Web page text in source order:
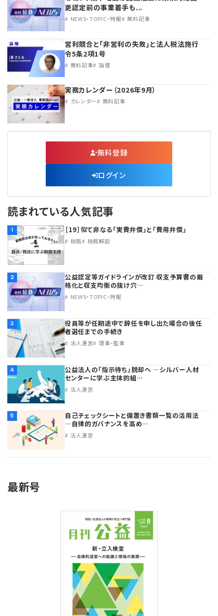
更認定前の事業着手も...
NEWS・TOPIC・特報 無料記事
営利競合と｢非営利の失敗｣と法人税法施行
令5条2項1号
無料記事 論壇
実務カレンダー（2026年9月）
カレンダー 無料記事
無料登録
ログイン
読まれている人気記事
1 ［19］似て非なる「実費弁償」と「費用弁償」
税務 税務解説
2
公益認定等ガイドラインが改訂 収支予算書の厳
格化と収支均衡の抜け穴…
NEWS・TOPIC・特報
3
役員等が任期途中で辞任を申し出た場合の後任
者選任までの手続き
法人運営 理事・監事
4
公益法人の「指示待ち」脱却へ ―シルバー人材
センターに学ぶ主体的組…
法人運営
5
自己チェックシートと備置き書類一覧の活用法
―自律的ガバナンスを高め…
法人運営
最新号